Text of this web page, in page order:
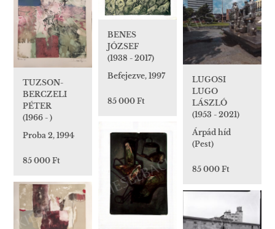
TUZSON-
BERCZELI
PÉTER
(1966 - )
Proba 2, 1994
85 000 Ft
LUGOSI
LUGO
LÁSZLÓ
(1953 - 2021)
Árpád híd
(Pest)
85 000 Ft
BENES
JÓZSEF
(1938 - 2017)
Befejezve, 1997
85 000 Ft